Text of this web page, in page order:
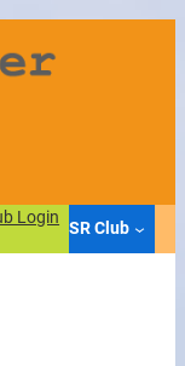
Login
SR Club